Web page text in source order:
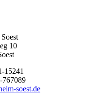
10
15241
767089
soest.de